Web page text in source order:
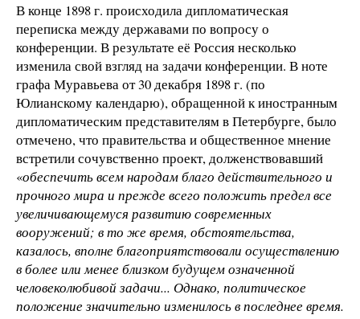
В конце 1898 г. происходила дипломатическая
переписка между державами по вопросу о
конференции. В результате её Россия несколько
изменила свой взгляд на задачи конференции. В ноте
графа Муравьева от 30 декабря 1898 г. (по
Юлианскому календарю), обращенной к иностранным
дипломатическим представителям в Петербурге, было
отмечено, что правительства и общественное мнение
встретили сочувственно проект, долженствовавший
«обеспечить всем народам благо действительного и
прочного мира и прежде всего положить предел все
увеличивающемуся развитию современных
вооружений; в то же время, обстоятельства,
казалось, вполне благоприятствовали осуществлению
в более или менее близком будущем означенной
человеколюбивой задачи... Однако, политическое
положение значительно изменилось в последнее время.